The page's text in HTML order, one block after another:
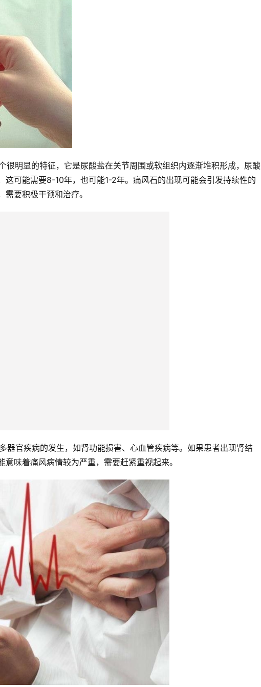
很明显的特征，它是尿酸盐在关节周围或软组织内逐渐堆积形成，尿酸
这可能需要8-10年，也可能1-2年。痛风石的出现可能会引发持续性的
要积极干预和治疗。
器官疾病的发生，如肾功能损害、心血管疾病等。如果患者出现肾结
味着痛风病情较为严重，需要赶紧重视起来。